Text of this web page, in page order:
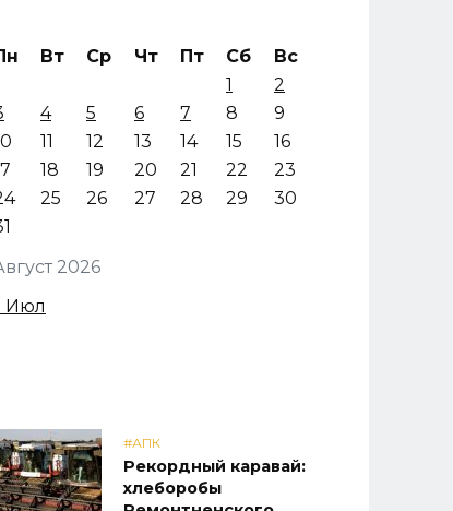
2026
Вт Ср Чт Пт Сб
Вс
1
2
4 5 6 7 8
9
11 12 13 14 15
16
18 19 20 21 22
23
25 26 27 28 29
30
Июл
#АПК
Рекордный каравай:
хлеборобы